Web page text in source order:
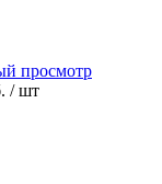
просмотр
/ шт